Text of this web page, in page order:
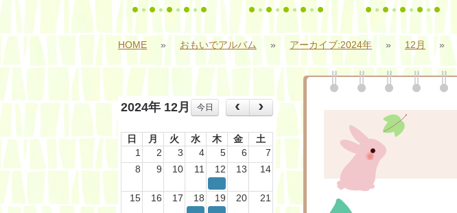
HOME » おもいでアルバム » アーカイブ:2024年 » 12月 »
2024年 12月 今日
日 月 火 水 木 金
土
1
2 3 4 5 6
7
8
9 10 11 12 13 14
15 16 17 18 19 20 21